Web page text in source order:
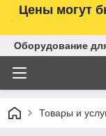
Цены могут
Оборудование
Товары и